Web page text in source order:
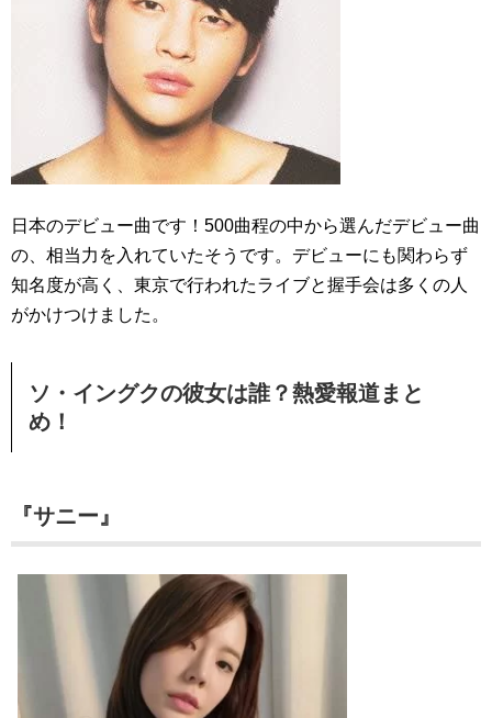
日本のデビュー曲です！500曲程の中から選んだデビュー曲
の、相当力を入れていたそうです。デビューにも関わらず
知名度が高く、東京で行われたライブと握手会は多くの人
がかけつけました。
ソ・イングクの彼女は誰？熱愛報道まと
め！
『サニー』